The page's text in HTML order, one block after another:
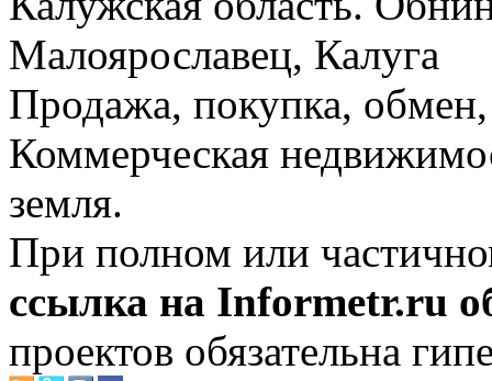
Малоярославец, Калуга
Продажа, покупка, обмен,
Коммерческая
земля.
При полном или
ссылка на Informetr.ru
проектов обязательна